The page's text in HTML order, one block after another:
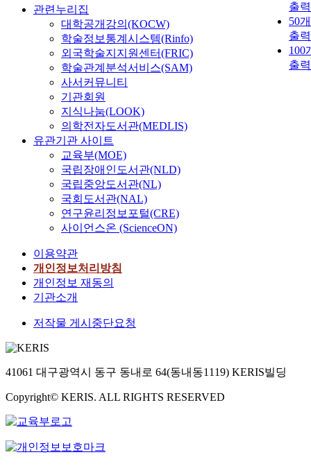
출력
50
출력
100
출력
관련누리집
대학공개강의(KOCW)
학술정보통계시스템(Rinfo)
외국학술지지원센터(FRIC)
학술관계분석서비스(SAM)
사서커뮤니티
기관회원
지식나눔(LOOK)
의학전자도서관(MEDLIS)
유관기관 사이트
교육부(MOE)
국립장애인도서관(NLD)
국립중앙도서관(NL)
국회도서관(NAL)
연구윤리정보포털(CRE)
사이언스온 (ScienceON)
이용약관
개인정보처리방침
개인정보 재동의
기관소개
저작물 게시중단요청
41061 대구광역시 동구 동내로 64(동내동1119) KERIS빌딩
Copyright© KERIS. ALL RIGHTS RESERVED